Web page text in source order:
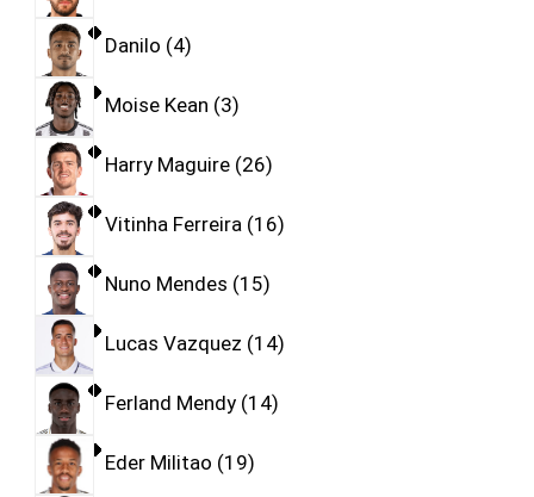
Danilo 4
Moise Kean 3
Harry Maguire 26
Vitinha Ferreira 16
Nuno Mendes 15
Lucas Vazquez 14
Ferland Mendy 14
Eder Militao 19